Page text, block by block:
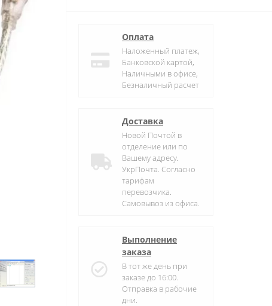
Оплата
Наложенный платеж,
Банковской картой,
Наличными в офисе,
Безналичный расчет
Доставка
Новой Почтой в
отделение или по
Вашему адресу.
УкрПочта. Согласно
тарифам
перевозчика.
Самовывоз из офиса.
Выполнение
заказа
В тот же день при
заказе до 16:00.
Отправка в рабочие
дни.